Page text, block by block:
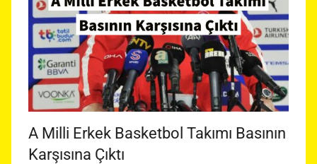
A Milli Erkek Basketbol Takımı Basının
Karşısına Çıktı